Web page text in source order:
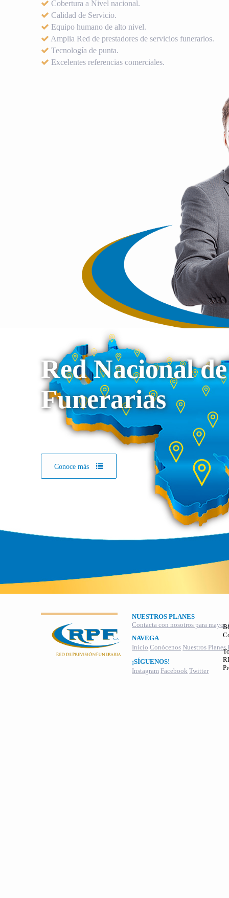
Cobertura a Nivel nacional.
Calidad de Servicio.
Equipo humano de alto nivel.
Amplia Red de prestadores de servicios funerarios.
Tecnología de punta.
Excelentes referencias comerciales.
Red Nacional de
Funerarias
Conoce más
NUESTROS PLANES
Contacta con nosotros para
NAVEGA
Inicio Conócenos Nuestros Planes
¡SÍGUENOS!
Instagram Facebook Twitter